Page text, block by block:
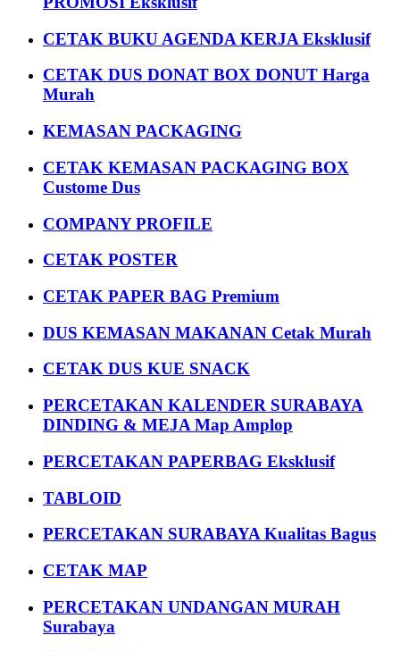
CETAK BUKU AGENDA KERJA Eksklusif
CETAK DUS DONAT BOX DONUT Harga
Murah
KEMASAN PACKAGING
CETAK KEMASAN PACKAGING BOX
Custome Dus
COMPANY PROFILE
CETAK POSTER
CETAK PAPER BAG Premium
DUS KEMASAN MAKANAN Cetak Murah
CETAK DUS KUE SNACK
PERCETAKAN KALENDER SURABAYA
DINDING & MEJA Map Amplop
PERCETAKAN PAPERBAG Eksklusif
TABLOID
PERCETAKAN SURABAYA Kualitas Bagus
CETAK MAP
PERCETAKAN UNDANGAN MURAH
Surabaya